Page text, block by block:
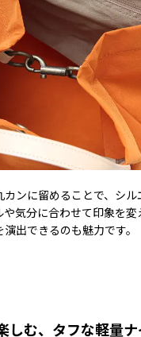
ンに留めることで、シル
気分に合わせて印象を変
出できるのも魅力です。
しむ、タフな軽量